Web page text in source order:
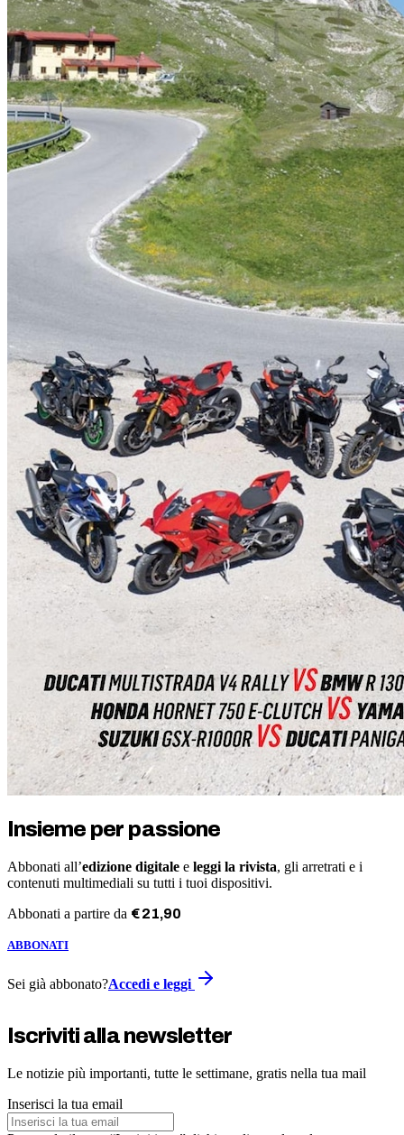
Insieme per passione
Abbonati all’edizione digitale e leggi la rivista, gli arretrati e i
contenuti multimediali su tutti i tuoi dispositivi.
Abbonati a partire da €21,90
ABBONATI
Sei già abbonato?Accedi e leggi
Iscriviti alla newsletter
Le notizie più importanti, tutte le settimane, gratis nella tua mail
Inserisci la tua email